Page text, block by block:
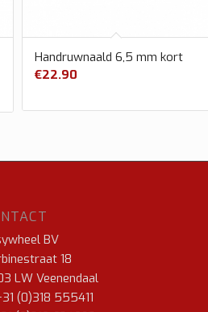
Handruwnaald 6,5 mm kort
€22.90
BV
18
LW Veenendaal
(0)318 555411